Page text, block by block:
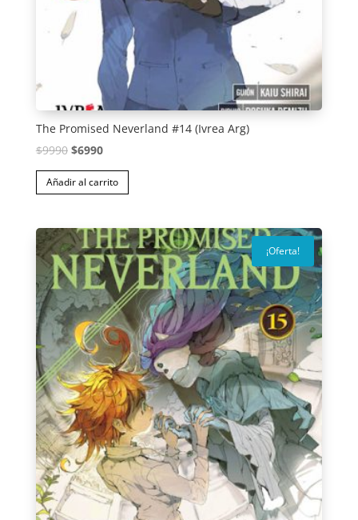
The Promised Neverland #14 (Ivrea Arg)
$9990 El
precio
original
$9990.
$6990El
precio
actual
$6990.
Añadir al carrito
¡Oferta!